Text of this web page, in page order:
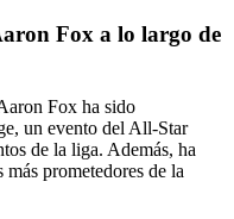
Fox a lo largo de
Fox ha sido
un evento del All-Star
de la liga. Además, ha
más prometedores de la